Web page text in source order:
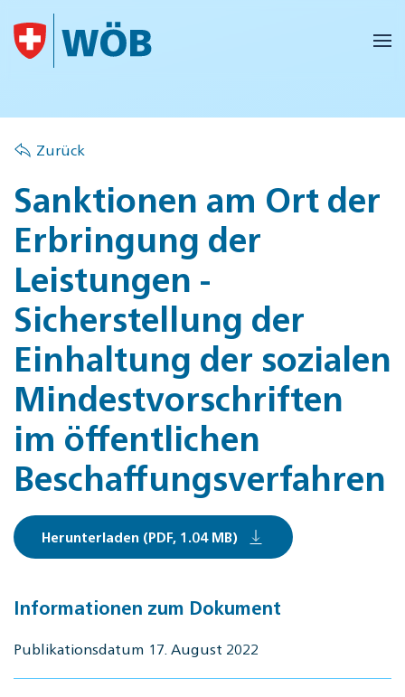
Skip to main content
Zurück
Sanktionen am Ort der
Erbringung der
Leistungen -
Sicherstellung der
Einhaltung der sozialen
Mindestvorschriften
im öffentlichen
Beschaffungsverfahren
Herunterladen (PDF, 1.04 MB)
Informationen zum Dokument
Publikationsdatum 17. August 2022